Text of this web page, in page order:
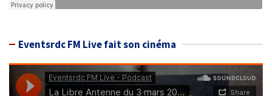
Eventsrdc FM Live fait son cinéma